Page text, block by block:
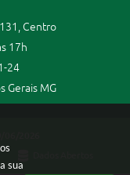
sua
Centro
17h
24
Gerais MG